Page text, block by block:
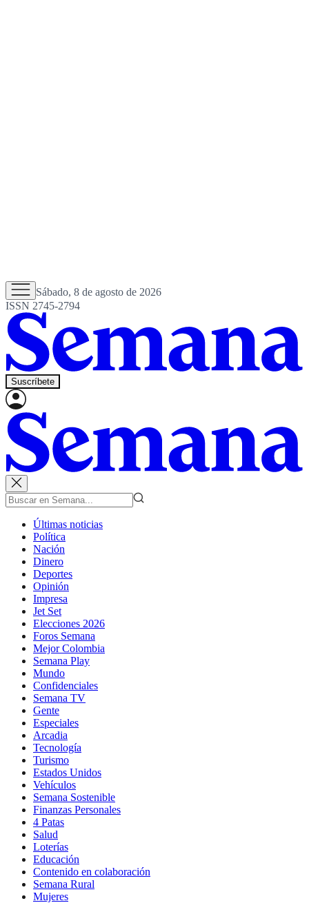
Sábado, 8 de agosto de 2026
ISSN 2745-2794
Suscríbete
Últimas noticias
Política
Nación
Dinero
Deportes
Opinión
Impresa
Jet Set
Elecciones 2026
Foros Semana
Mejor Colombia
Semana Play
Mundo
Confidenciales
Semana TV
Gente
Especiales
Arcadia
Tecnología
Turismo
Estados Unidos
Vehículos
Semana Sostenible
Finanzas Personales
4 Patas
Salud
Loterías
Educación
Contenido en colaboración
Semana Rural
Mujeres